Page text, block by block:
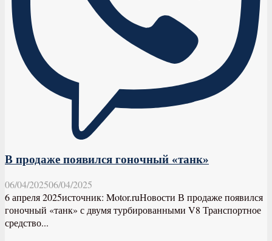
В продаже появился гоночный «танк»
06/04/202506/04/2025
6 апреля 2025источник: Motor.ruНовости В продаже появился
гоночный «танк» с двумя турбированными V8 Транспортное
средство...